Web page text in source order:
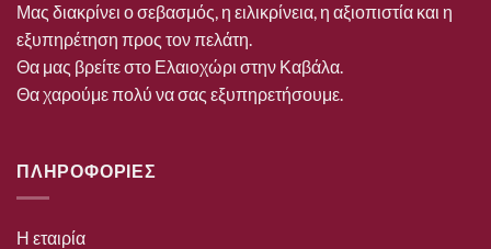
Μας διακρίνει ο σεβασμός, η ειλικρίνεια, η αξιοπιστία και η
εξυπηρέτηση προς τον πελάτη.
Θα μας βρείτε στο Ελαιοχώρι στην Καβάλα.
Θα χαρούμε πολύ να σας εξυπηρετήσουμε.
ΠΛΗΡΟΦΟΡΙΕΣ
Η εταιρία